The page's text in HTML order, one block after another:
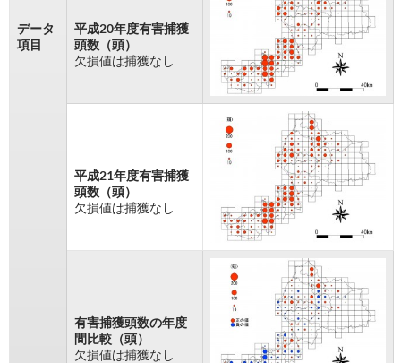
データ
項目
平成20年度有害捕獲
頭数（頭）
欠損値は捕獲なし
平成21年度有害捕獲
頭数（頭）
欠損値は捕獲なし
有害捕獲頭数の年度
間比較（頭）
欠損値は捕獲なし